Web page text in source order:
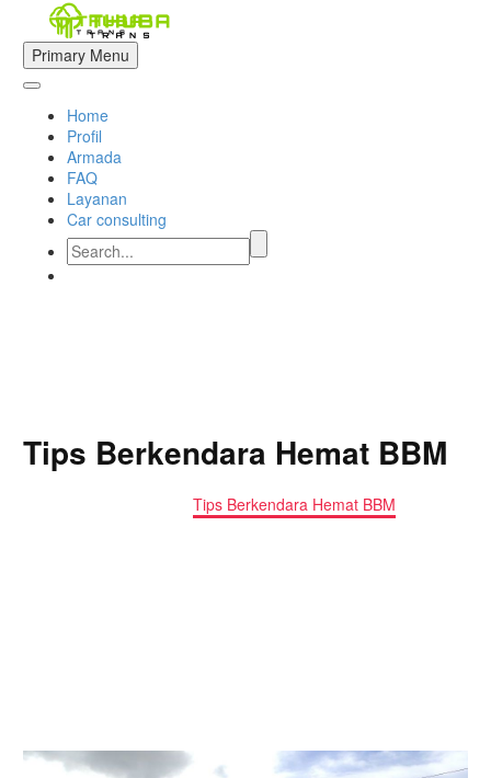
Primary Menu
Home
Profil
Armada
FAQ
Layanan
Car consulting
Tips Berkendara Hemat BBM
Tips Berkendara Hemat BBM